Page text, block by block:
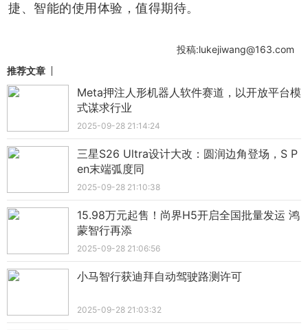
捷、智能的使用体验，值得期待。
投稿:lukejiwang@163.com
推荐文章
Meta押注人形机器人软件赛道，以开放平台模
式谋求行业
2025-09-28 21:14:24
三星S26 Ultra设计大改：圆润边角登场，S P
en末端弧度同
2025-09-28 21:10:38
15.98万元起售！尚界H5开启全国批量发运 鸿
蒙智行再添
2025-09-28 21:06:56
小马智行获迪拜自动驾驶路测许可
2025-09-28 21:03:32